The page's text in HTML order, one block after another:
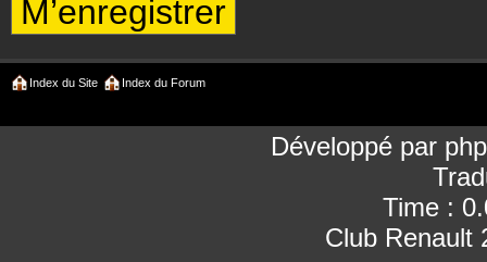
M’enregistrer
Index du Site Index du Forum
Développé par
Time :
Club Renault